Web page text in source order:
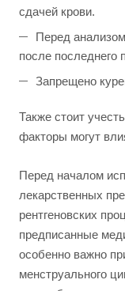
сдачей крови.
Перед
после последнего
Запрещено
Также стоит
факторы могут
Перед началом
лекарственных
рентгеновских
предписанные
особенно важно
менструального